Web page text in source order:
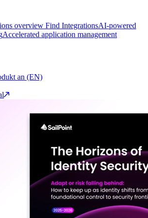
overview Find IntegrationsAI-powered
Accelerated application management
an (EN)